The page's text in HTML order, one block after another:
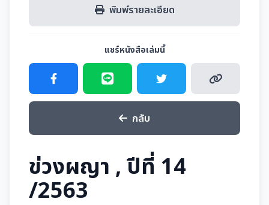
พิมพ์รายละเอียด
แชร์หนังสือเล่มนี้
กลับ
ข่วงผญา , ปีที่ 14
/2563